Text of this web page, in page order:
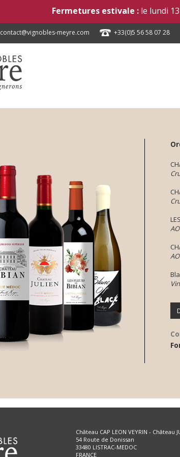
Fermetures estivale : le lundi
contact@vignobles-meyre.com +33(0)5 56 58 07 28
Château CAP LEON VEYRIN - Château
54 Route de Donissan
33480 LISTRAC-MEDOC
FRANCE